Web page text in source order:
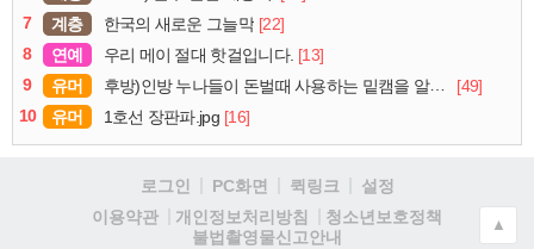
7
계층 한국의 새로운 그늘막 [22]
8
연예 우리 메이 절대 핫걸입니다. [13]
9
유머 후방)인방 누나들이 돈벌때 사용하는 밑캠을 알아보자
[49]
10
유머 1호선 장판파.jpg [16]
로그인 PC화면 퀵링크
설정
이용약관
개인정보처리방침
청소년보호정책
불법촬영물신고안내
▲